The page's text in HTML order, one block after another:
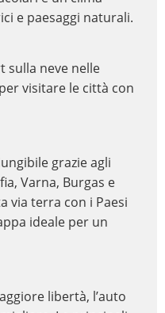
e paesaggi naturali.
sulla neve nelle
visitare le città con
grazie agli
Varna, Burgas e
via terra con i Paesi
ideale per un
libertà, l’auto